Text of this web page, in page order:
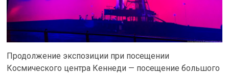
Продолжение экспозиции при посещении
Космического центра Кеннеди — посещение большого